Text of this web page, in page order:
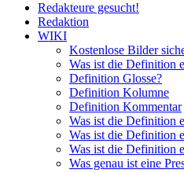
Redakteure gesucht!
Redaktion
WIKI
Kostenlose Bilder
Was ist die Definition
Definition Glosse?
Definition Kolumne
Definition Kommentar
Was ist die Definition
Was ist die Definition
Was ist die Definition
Was genau ist eine